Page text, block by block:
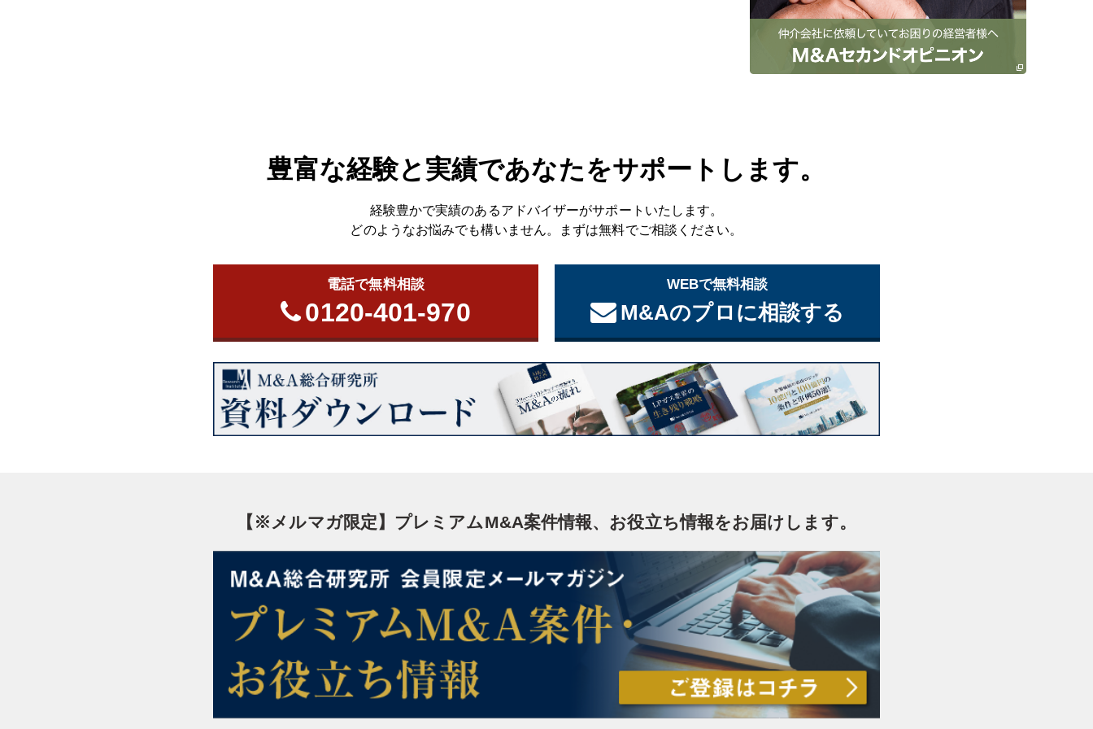
豊富な経験と実績であなたをサポートします。
経験豊かで実績のあるアドバイザーがサポートいたします。
どのようなお悩みでも構いません。まずは無料でご相談ください。
電話で無料相談
0120-401-970
WEBで無料相談
M&Aのプロに相談する
【※メルマガ限定】プレミアムM&A案件情報、お役立ち情報をお届けします。